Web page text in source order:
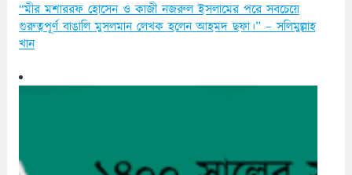
“মীর মশাররফ হোসেন ও কাজী নজরুল ইসলামের পরে সবচেয়ে
গুরুত্বপূর্ণ বাঙালি মুসলমান লেখক হলেন আহমদ ছফা।” – সলিমুল্লাহ
খান